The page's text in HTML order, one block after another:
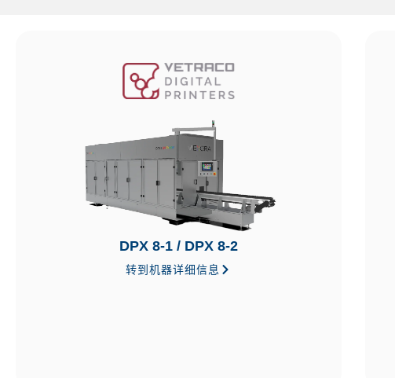
DPX 8-1 / DPX 8-2
转到机器详细信息